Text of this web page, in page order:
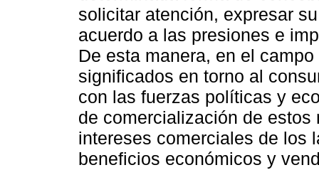
solicitar atención, expresar
acuerdo a las presiones e
De esta manera, en el
significados en torno al
con las fuerzas políticas y
de comercialización de
intereses comerciales de los
beneficios económicos y